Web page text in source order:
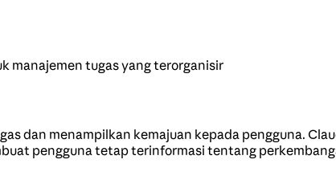
manajemen tugas yang terorganisir
dan menampilkan kemajuan kepada pengguna.
pengguna tetap terinformasi tentang